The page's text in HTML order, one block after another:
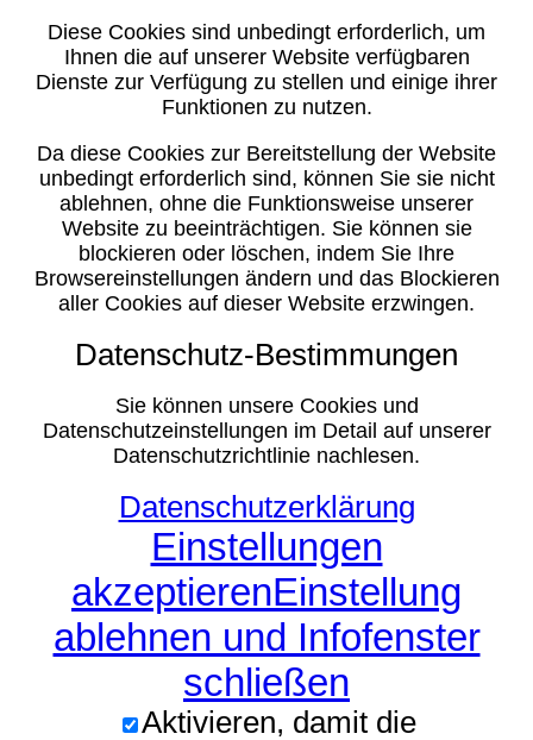
Diese Cookies sind unbedingt erforderlich, um
Ihnen die auf unserer Website verfügbaren
Dienste zur Verfügung zu stellen und einige ihrer
Funktionen zu nutzen.
Da diese Cookies zur Bereitstellung der Website
unbedingt erforderlich sind, können Sie sie nicht
ablehnen, ohne die Funktionsweise unserer
Website zu beeinträchtigen. Sie können sie
blockieren oder löschen, indem Sie Ihre
Browsereinstellungen ändern und das Blockieren
aller Cookies auf dieser Website erzwingen.
Datenschutz-Bestimmungen
Sie können unsere Cookies und
Datenschutzeinstellungen im Detail auf unserer
Datenschutzrichtlinie nachlesen.
Datenschutzerklärung
Einstellungen
akzeptierenEinstellung
ablehnen und Infofenster
schließen
Aktivieren, damit die